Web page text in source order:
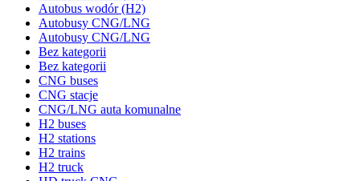
Autobus wodór (H2)
Autobusy CNG/LNG
Autobusy CNG/LNG
Bez kategorii
Bez kategorii
CNG buses
CNG stacje
CNG/LNG auta komunalne
H2 buses
H2 stations
H2 trains
H2 truck